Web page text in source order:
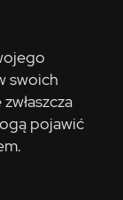
swoich
pojawić